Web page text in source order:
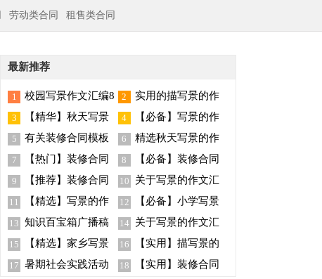
劳动类合同 租售类合同
最新推荐
1
校园写景作文汇编8
篇
2
实用的描写景的作
文400字5篇
3
【精华】秋天写景
作文八篇
4
【必备】写景的作
文合集十篇
5
有关装修合同模板
汇总七篇
6
精选秋天写景的作
文汇编9篇
7
【热门】装修合同
模板锦集五篇
8
【必备】装修合同
范文汇总十篇
9
【推荐】装修合同
范文集锦9篇
10
关于写景的作文汇
总九篇
11
【精选】写景的作
文汇总七篇
12
【必备】小学写景
作文四篇
13 知识百宝箱广播稿 14
关于写景的作文汇
总8篇
15
【精选】家乡写景
的作文八篇
16
【实用】描写景的
作文300字九篇
17 暑期社会实践活动
18
【实用】装修合同